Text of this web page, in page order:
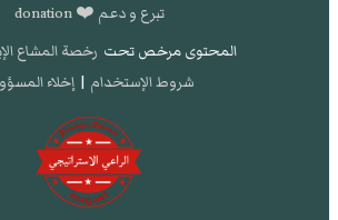
تبرع و دعم ❤️ donation
المحتوى مرخص تحت رخصة المشاع
شروط الإستخدام | إخلاء